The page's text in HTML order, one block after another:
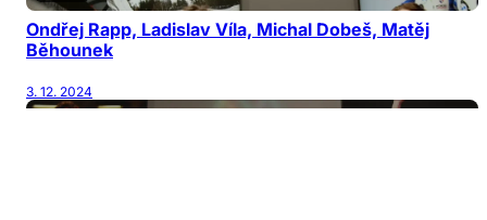
Ondřej Rapp, Ladislav Víla, Michal Dobeš, Matěj
Běhounek
3. 12. 2024